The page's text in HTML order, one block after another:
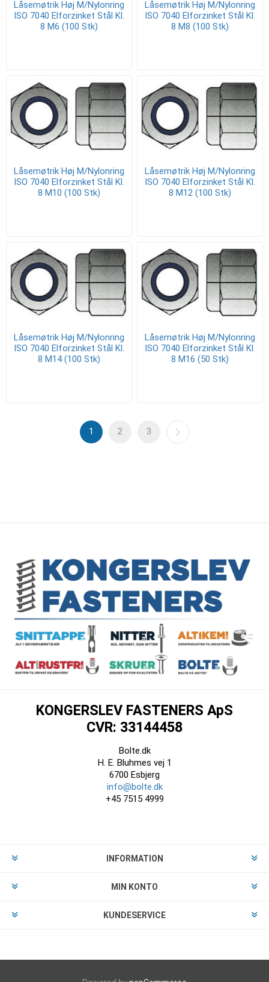
Låsemøtrik Høj M/Nylonring
ISO 7040 Elforzinket Stål Kl.
8 M6 (100 Stk)
Låsemøtrik Høj M/Nylonring
ISO 7040 Elforzinket Stål Kl.
8 M8 (100 Stk)
Låsemøtrik Høj M/Nylonring
ISO 7040 Elforzinket Stål Kl.
8 M10 (100 Stk)
Låsemøtrik Høj M/Nylonring
ISO 7040 Elforzinket Stål Kl.
8 M12 (100 Stk)
Låsemøtrik Høj M/Nylonring
ISO 7040 Elforzinket Stål Kl.
8 M14 (100 Stk)
Låsemøtrik Høj M/Nylonring
ISO 7040 Elforzinket Stål Kl.
8 M16 (50 Stk)
1 2 3
KONGERSLEV FASTENERS ApS
CVR: 33144458
Bolte.dk
H. E. Bluhmes vej 1
6700 Esbjerg
info@bolte.dk
+45 7515 4999
INFORMATION
MIN KONTO
KUNDESERVICE